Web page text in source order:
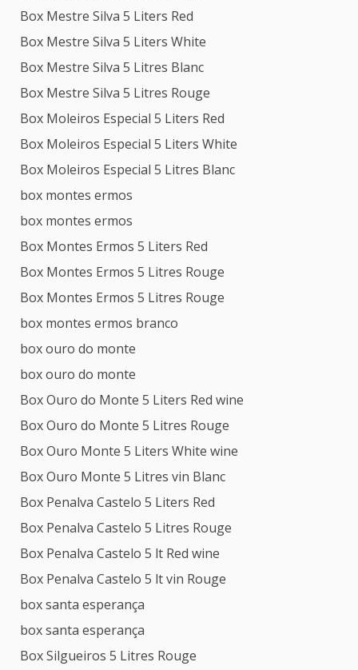
Box Mestre Silva 5 Liters Red
Box Mestre Silva 5 Liters White
Box Mestre Silva 5 Litres Blanc
Box Mestre Silva 5 Litres Rouge
Box Moleiros Especial 5 Liters Red
Box Moleiros Especial 5 Liters White
Box Moleiros Especial 5 Litres Blanc
box montes ermos
box montes ermos
Box Montes Ermos 5 Liters Red
Box Montes Ermos 5 Litres Rouge
Box Montes Ermos 5 Litres Rouge
box montes ermos branco
box ouro do monte
box ouro do monte
Box Ouro do Monte 5 Liters Red wine
Box Ouro do Monte 5 Litres Rouge
Box Ouro Monte 5 Liters White wine
Box Ouro Monte 5 Litres vin Blanc
Box Penalva Castelo 5 Liters Red
Box Penalva Castelo 5 Litres Rouge
Box Penalva Castelo 5 lt Red wine
Box Penalva Castelo 5 lt vin Rouge
box santa esperança
box santa esperança
Box Silgueiros 5 Litres Rouge